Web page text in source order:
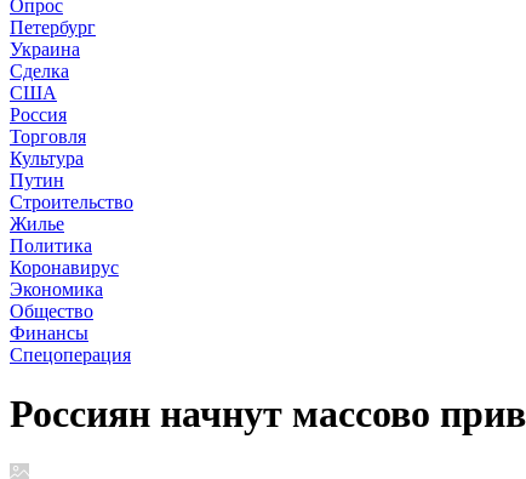
Опрос
Петербург
Украина
Сделка
США
Россия
Торговля
Культура
Путин
Строительство
Жилье
Политика
Коронавирус
Экономика
Общество
Финансы
Спецоперация
Россиян начнут массово